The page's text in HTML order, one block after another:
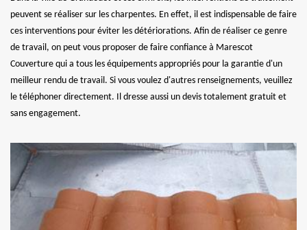
peuvent se réaliser sur les charpentes. En effet, il est indispensable de faire
ces interventions pour éviter les détériorations. Afin de réaliser ce genre
de travail, on peut vous proposer de faire confiance à Marescot
Couverture qui a tous les équipements appropriés pour la garantie d'un
meilleur rendu de travail. Si vous voulez d'autres renseignements, veuillez
le téléphoner directement. Il dresse aussi un devis totalement gratuit et
sans engagement.